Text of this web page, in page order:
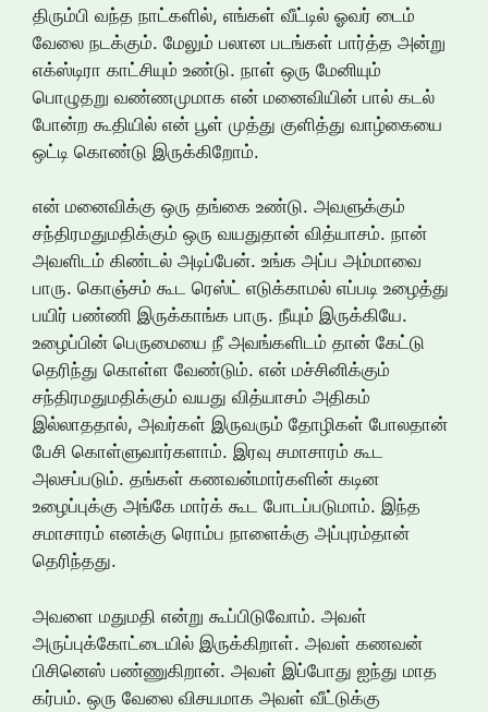
திரும்பி வந்த நாட்களில், எங்கள் வீட்டில் ஓவர் டைம்
வேலை நடக்கும். மேலும் பலான படங்கள் பார்த்த அன்று
எக்ஸ்டிரா காட்சியும் உண்டு. நாள் ஒரு மேனியும்
பொழுதறு வண்ணமுமாக என் மனைவியின் பால் கடல்
போன்ற கூதியில் என் பூள் முத்து குளித்து வாழ்கையை
ஒட்டி கொண்டு இருக்கிறோம்.
என் மனைவிக்கு ஒரு தங்கை உண்டு. அவளுக்கும்
சந்திரமதுமதிக்கும் ஒரு வயதுதான் வித்யாசம். நான்
அவளிடம் கிண்டல் அடிப்பேன். உங்க அப்ப அம்மாவை
பாரு. கொஞ்சம் கூட ரெஸ்ட் எடுக்காமல் எப்படி உழைத்து
பயிர் பண்ணி இருக்காங்க பாரு. நீயும் இருக்கியே.
உழைப்பின் பெருமையை நீ அவங்களிடம் தான் கேட்டு
தெரிந்து கொள்ள வேண்டும். என் மச்சினிக்கும்
சந்திரமதுமதிக்கும் வயது வித்யாசம் அதிகம்
இல்லாததால், அவர்கள் இருவரும் தோழிகள் போலதான்
பேசி கொள்ளுவார்களாம். இரவு சமாசாரம் கூட
அலசப்படும். தங்கள் கணவன்மார்களின் கடின
உழைப்புக்கு அங்கே மார்க் கூட போடப்படுமாம். இந்த
சமாசாரம் எனக்கு ரொம்ப நாளைக்கு அப்புரம்தான்
தெரிந்தது.
அவளை மதுமதி என்று கூப்பிடுவோம். அவள்
அருப்புக்கோட்டையில் இருக்கிறாள். அவள் கணவன்
பிசினெஸ் பண்ணுகிறான். அவள் இப்போது ஐந்து மாத
கர்பம். ஒரு வேலை விசயமாக அவள் வீட்டுக்கு